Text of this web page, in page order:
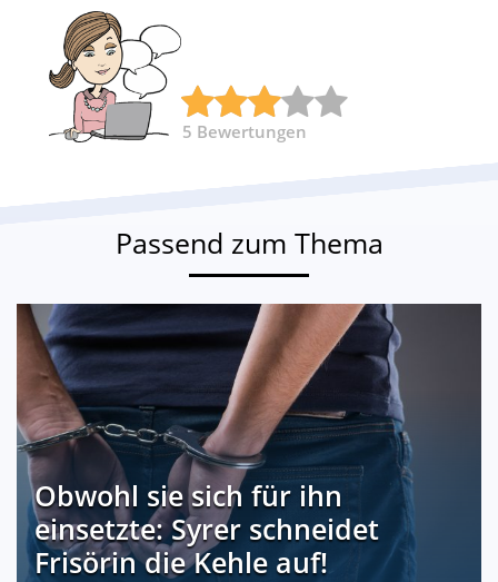
5 Bewertungen
Passend zum Thema
Obwohl sie sich für ihn
einsetzte: Syrer schneidet
Frisörin die Kehle auf!